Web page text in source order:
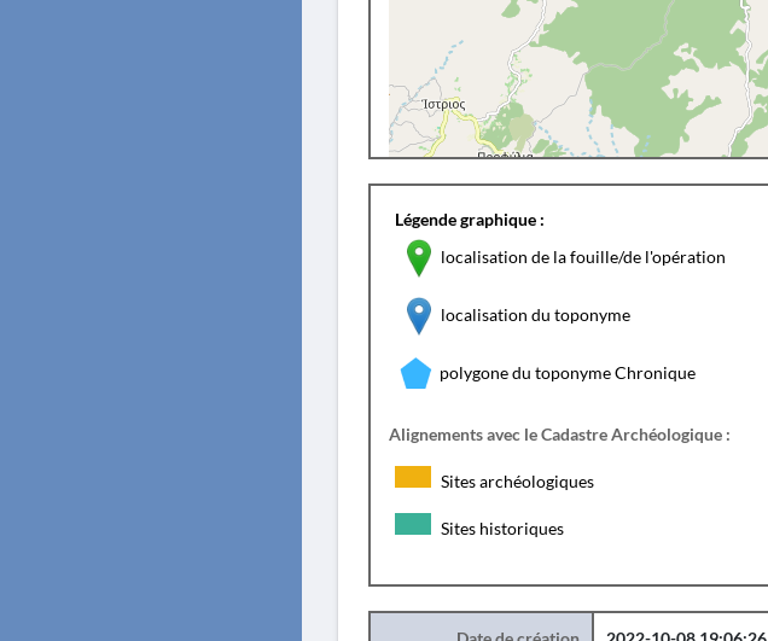
Légende graphique :
localisation de la fouille/de l'opération
localisation du toponyme
polygone du toponyme Chronique
Alignements avec le Cadastre Archéologique :
Sites archéologiques
Sites historiques